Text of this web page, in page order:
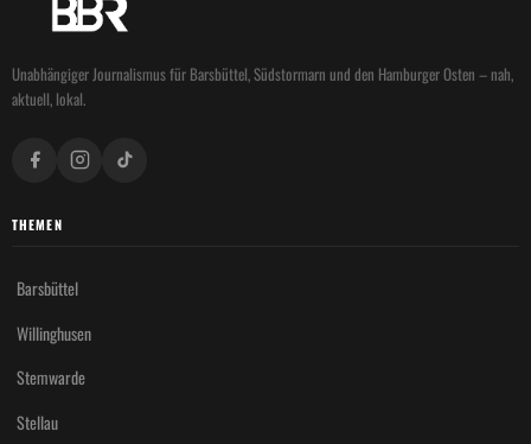
Unabhängiger Journalismus für Barsbüttel, Südstormarn und den Hamburger Osten – nah,
aktuell, lokal.
THEMEN
Barsbüttel
Willinghusen
Stemwarde
Stellau